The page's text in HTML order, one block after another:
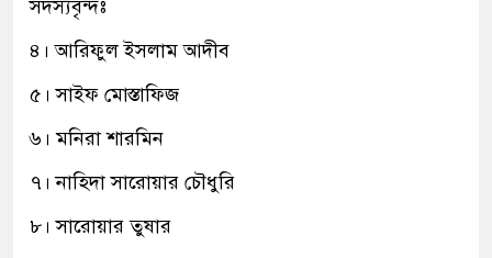
সদস্যবৃন্দঃ
৪। আরিফুল ইসলাম আদীব
৫। সাইফ মোস্তাফিজ
৬। মনিরা শারমিন
৭। নাহিদা সারোয়ার চৌধুরি
৮। সারোয়ার তুষার